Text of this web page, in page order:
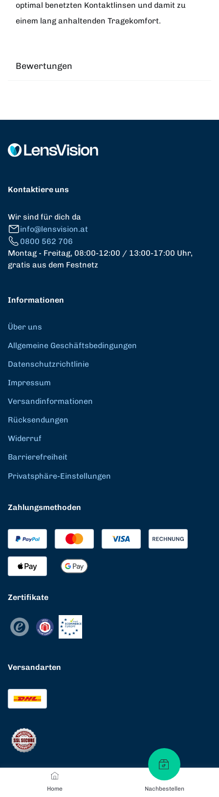
optimal benetzten Kontaktlinsen und damit zu
einem lang anhaltenden Tragekomfort.
Bewertungen
Home Nachbestellen
Kontaktiere uns
Wir sind für dich da
info@lensvision.at
0800 562 706
Montag - Freitag, 08:00-12:00 / 13:00-17:00 Uhr,
gratis aus dem Festnetz
Informationen
Über uns
Allgemeine Geschäftsbedingungen
Datenschutzrichtlinie
Impressum
Versandinformationen
Rücksendungen
Widerruf
Barrierefreiheit
Privatsphäre-Einstellungen
Zahlungsmethoden
Zertifikate
Versandarten